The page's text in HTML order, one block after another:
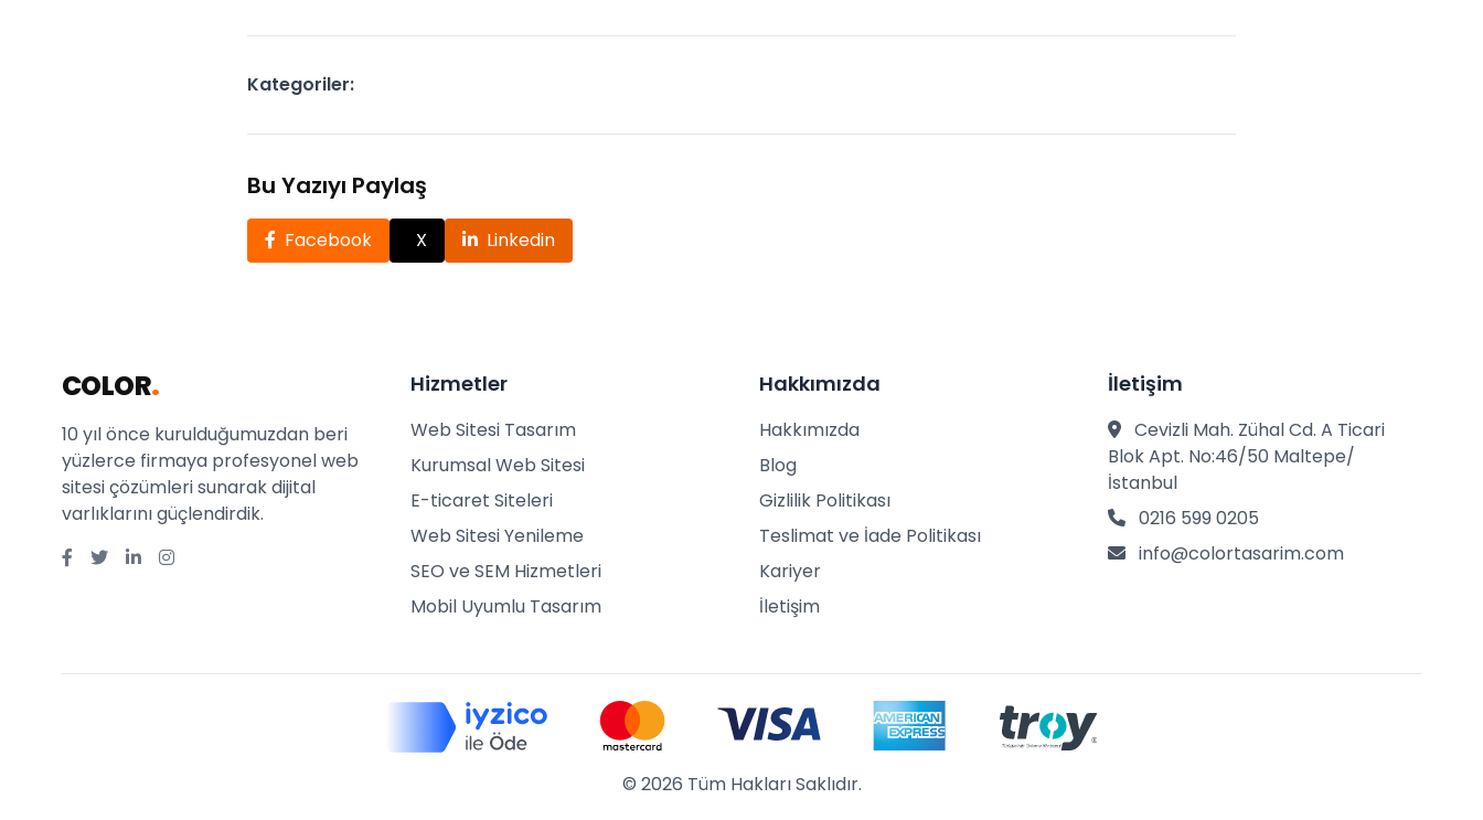
Kategoriler:
Bu Yazıyı Paylaş
Facebook X Linkedin
COLOR.
10 yıl önce kurulduğumuzdan beri
yüzlerce firmaya profesyonel web
sitesi çözümleri sunarak dijital
varlıklarını güçlendirdik.
Hizmetler
Web Sitesi Tasarım
Kurumsal Web Sitesi
E-ticaret Siteleri
Web Sitesi Yenileme
SEO ve SEM Hizmetleri
Mobil Uyumlu Tasarım
Hakkımızda
Hakkımızda
Blog
Gizlilik Politikası
Teslimat ve İade Politikası
Kariyer
İletişim
İletişim
Cevizli Mah. Zühal Cd. A Ticari
Blok Apt. No:46/50 Maltepe/
İstanbul
0216 599 0205
info@colortasarim.com
© 2026 Tüm Hakları Saklıdır.